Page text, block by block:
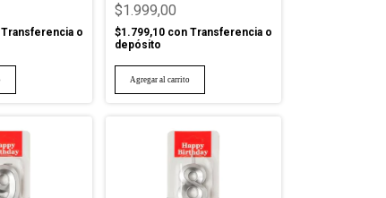
Transferencia o
$1.999,00
$1.799,10 con Transferencia o
depósito